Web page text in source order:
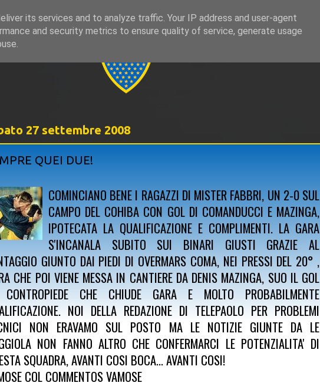
27 settembre 2008
QUEI DUE!
COMINCIANO BENE I RAGAZZI DI MISTER FABBRI, UN 2-0 SUL
CAMPO DEL COHIBA CON GOL DI COMANDUCCI E MAZINGA,
IPOTECATA LA QUALIFICAZIONE E COMPLIMENTI. LA GARA
S'INCANALA SUBITO SUI BINARI GIUSTI GRAZIE AL
GIUNTO DAI PIEDI DI OVERMARS COMA, NEI PRESSI DEL 20° ,
CHE POI VIENE MESSA IN CANTIERE DA DENIS MAZINGA, SUO IL GOL
CHE CHIUDE GARA E MOLTO PROBABILMENTE
NOI DELLA REDAZIONE DI TELEPAOLO PER PROBLEMI
NON ERAVAMO SUL POSTO MA LE NOTIZIE GIUNTE DA LE
NON FANNO ALTRO CHE CONFERMARCI LE POTENZIALITA' DI
SQUADRA, AVANTI COSI BOCA... AVANTI COSI!
COL COMMENTOS VAMOSE
its services and to analyze traffic. Your IP address and user-agent
and security metrics to ensure quality of service, generate usage